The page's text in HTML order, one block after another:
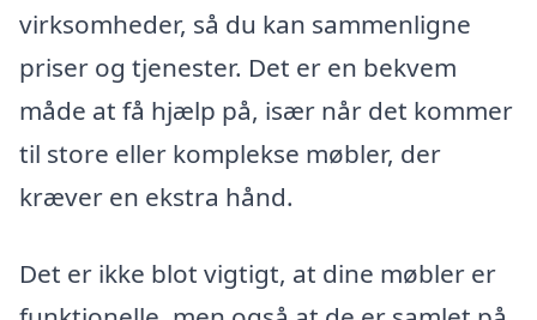
virksomheder, så du kan sammenligne
priser og tjenester. Det er en bekvem
måde at få hjælp på, især når det kommer
til store eller komplekse møbler, der
kræver en ekstra hånd.
Det er ikke blot vigtigt, at dine møbler er